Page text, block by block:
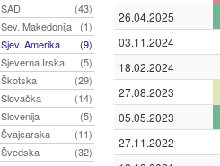
SAD
(43)
Sev. Makedonija
(1)
Sjev. Amerika
(9)
Sjeverna Irska
(5)
Škotska
(29)
Slovačka
(14)
Slovenija
(5)
Švajcarska
(11)
Švedska
(32)
26.04.2025
03.11.2024
18.02.2024
27.08.2023
05.05.2023
27.11.2022